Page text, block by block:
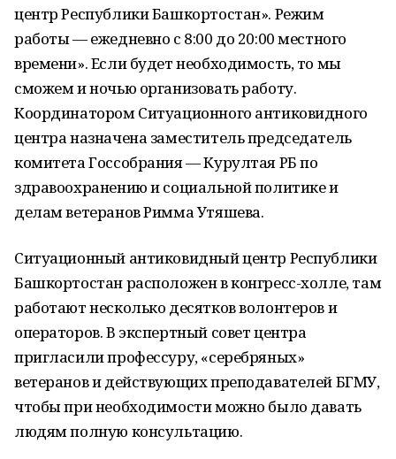
центр Республики Башкортостан». Режим
работы — ежедневно с 8:00 до 20:00 местного
времени». Если будет необходимость, то мы
сможем и ночью организовать работу.
Координатором Ситуационного антиковидного
центра назначена заместитель председатель
комитета Госсобрания — Курултая РБ по
здравоохранению и социальной политике и
делам ветеранов Римма Утяшева.
Ситуационный антиковидный центр Республики
Башкортостан расположен в конгресс-холле, там
работают несколько десятков волонтеров и
операторов. В экспертный совет центра
пригласили профессуру, «серебряных»
ветеранов и действующих преподавателей БГМУ,
чтобы при необходимости можно было давать
людям полную консультацию.